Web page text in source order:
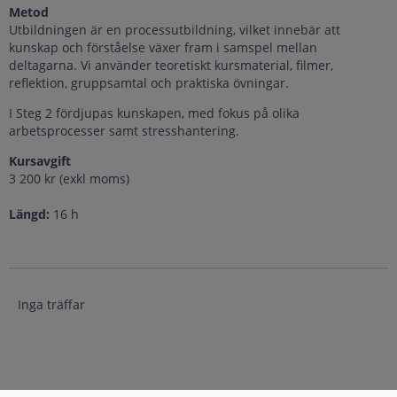
Metod
Utbildningen är en processutbildning, vilket innebär att
kunskap och förståelse växer fram i samspel mellan
deltagarna. Vi använder teoretiskt kursmaterial, filmer,
reflektion, gruppsamtal och praktiska övningar.
I Steg 2 fördjupas kunskapen, med fokus på olika
arbetsprocesser samt stresshantering.
Kursavgift
3 200 kr (exkl moms)
Längd: 16 h
Inga träffar